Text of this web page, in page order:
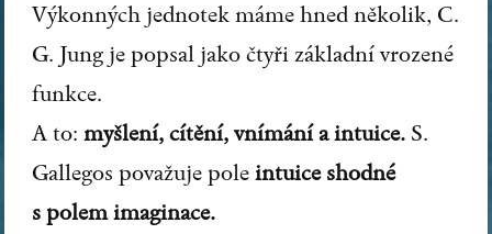
Výkonných jednotek máme hned několik, C.
G. Jung je popsal jako čtyři základní vrozené
funkce.
A to:myšlení, cítění, vnímání a intuice. S.
Gallegos považuje poleintuice shodné
s polem imaginace.